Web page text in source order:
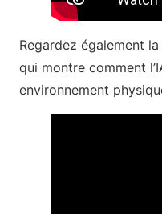
Regardez également
qui montre comment
environnement